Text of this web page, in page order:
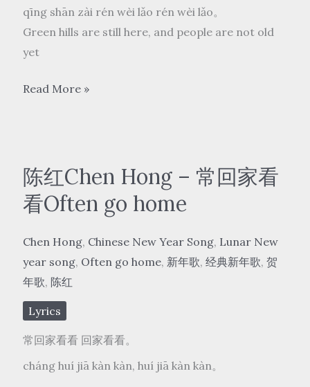
qīng shān zài rén wèi lǎo rén wèi lǎo。
Green hills are still here, and people are not old
yet
李
Guyi
–
难
今
宵
Nan
Wang
Xiao
Tonight
Read More »
陈红Chen Hong – 常回家看
看Often go home
Chen Hong, Chinese New Year Song, Lunar New
year song, Often go home, 新年歌, 经典新年歌, 贺
年歌, 陈红
Lyrics
常回家看看 回家看看。
cháng huí jiā kàn kàn, huí jiā kàn kàn。